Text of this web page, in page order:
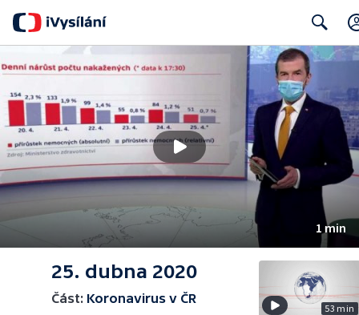
Search
1 min
25. dubna 2020
Část: Koronavirus v ČR
53 min